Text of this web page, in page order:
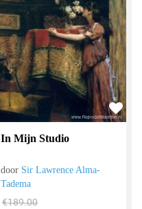
In Mijn Studio
door Sir Lawrence Alma-
Tadema
€189.00